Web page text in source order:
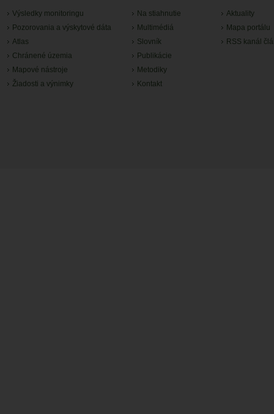
Výsledky monitoringu
Pozorovania a výskytové dáta
Atlas
Chránené územia
Mapové nástroje
Žiadosti a výnimky
Na stiahnutie
Multimédiá
Slovník
Publikácie
Metodiky
Kontakt
Aktuality
Mapa portálu
RSS kanál